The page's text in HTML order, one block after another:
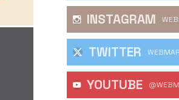
INSTAGRAM
TWITTER
YOUTUBE